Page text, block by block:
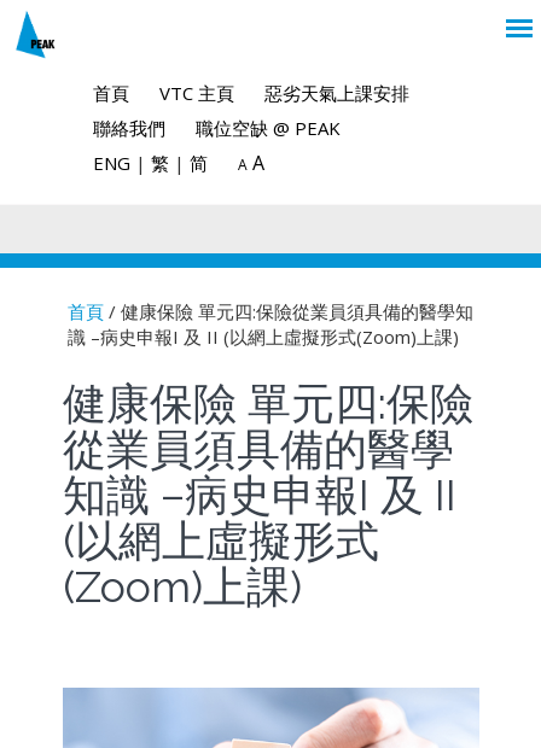
首頁 VTC 主頁
惡劣天氣上課安排
聯絡我們
職位空缺 @ PEAK
ENG | 繁 | 简 A A
You are here
首頁/ 健康保險 單元四:保險從業員須具備的醫學知
識 –病史申報I 及 II (以網上虛擬形式(Zoom)上課)
健康保險 單元四:保險
從業員須具備的醫學
知識 –病史申報I 及 II
(以網上虛擬形式
(Zoom)上課)